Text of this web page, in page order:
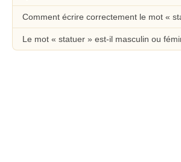
Comment écrire correctement le mot «
Le mot « statuer » est-il masculin ou